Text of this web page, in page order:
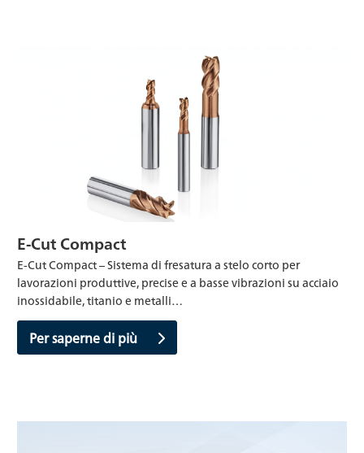
E-Cut Compact
E-Cut Compact – Sistema di fresatura a stelo corto per
lavorazioni produttive, precise e a basse vibrazioni su acciaio
inossidabile, titanio e metalli…
Per saperne di più